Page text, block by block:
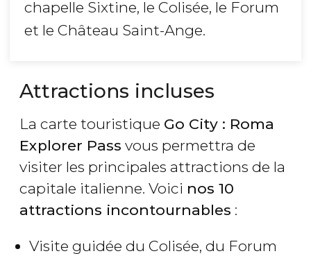
chapelle Sixtine, le Colisée, le Forum
et le Château Saint-Ange.
Attractions incluses
La carte touristique Go City : Roma
Explorer Pass vous permettra de
visiter les principales attractions de la
capitale italienne. Voici nos 10
attractions incontournables :
Visite guidée du Colisée, du Forum